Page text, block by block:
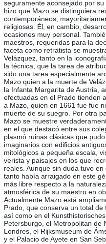
seguramente aconsejado por
hizo que Mazo se distinguiera
contemporáneos,
religiosas. Él, en cambio,
ocasiones muy personal.
maestros, requeridas para la
faceta como retratista se
Velázquez, tanto en la
la técnica, que la tarea de
sido una tarea especialmente
Mazo quien a la muerte de
la Infanta Margarita de Austria,
efectuadas en el Prado tienden
a Mazo, quien en 1661 fue fue
muerte de su suegro. Por otra
Mazo se muestre
en el que destacó entre sus
plasmó ruinas clásicas que
imaginarios con edificios
mitológicos a pequeña escala,
verista y paisajes en los que
reales. Aunque sin duda tuvo
tanto había arraigado en este
más libre respecto a la
atmosférica de su maestro en
Actualmente Mazo está
Prado, que conserva un total
así como en el
Petersburgo, el Metropolitan de
Londres, el Rijksmuseum de
y el Palacio de Ayete en San